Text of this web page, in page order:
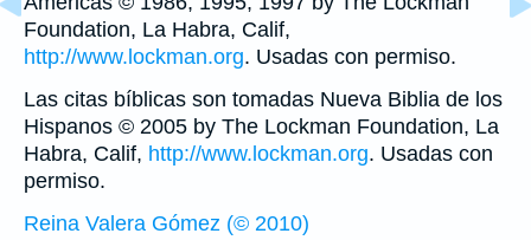
Foundation, La Habra, Calif,
http://www.lockman.org. Usadas con permiso.
Las citas bíblicas son tomadas Nueva Biblia de los
Hispanos © 2005 by The Lockman Foundation, La
Habra, Calif, http://www.lockman.org. Usadas con
permiso.
Reina Valera Gómez (© 2010)